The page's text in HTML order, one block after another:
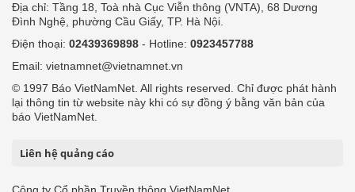
Địa chỉ: Tầng 18, Toà nhà Cục Viễn thông (VNTA), 68 Dương
Đình Nghệ, phường Cầu Giấy, TP. Hà Nội.
Điện thoại: 02439369898 - Hotline: 0923457788
Email: vietnamnet@vietnamnet.vn
© 1997 Báo VietNamNet. All rights reserved. Chỉ được phát hành
lại thông tin từ website này khi có sự đồng ý bằng văn bản của
báo VietNamNet.
Liên hệ quảng cáo